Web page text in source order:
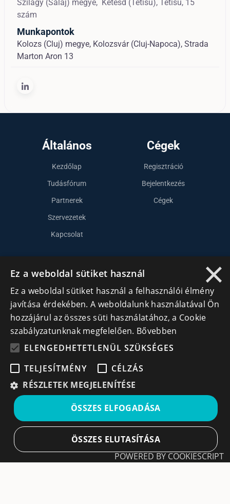
Szilágy (Sălaj) megye, Ketesd (Tetisu), Tetisu, 15
szám
Munkapontok
Kolozs (Cluj) megye, Kolozsvár (Cluj-Napoca), Strada
Marton Aron 13
Általános
Kezdőlap
Tudásfórum
Partnerek
Szervezetek
Kapcsolat
Cégek
Regisztráció
Bejelentkezés
Cégek
Lépj kapcsolatba velünk
info@cegek.ro
+40 740 856 970
Iratkozz fel hírlevelünkre!
Ne hagyd ki a lehetőséget, hogy naprakész maradj a
egyszerű és gyors illetve bármikor leiratkozhatsz, ha úgy
×
Ez a weboldal sütiket használ
Ez a weboldal sütiket használ a felhasználói élmény
javítása érdekében. A weboldalunk használatával Ön
hozzájárul az összes süti használatához, a Cookie
szabályzatunknak megfelelően. Bővebben
ELENGEDHETETLENÜL SZÜKSÉGES
TELJESÍTMÉNY
CÉLZÁS
RÉSZLETEK MEGJELENÍTÉSE
ÖSSZES ELFOGADÁSA
ÖSSZES ELUTASÍTÁSA
POWERED BY COOKIESCRIPT